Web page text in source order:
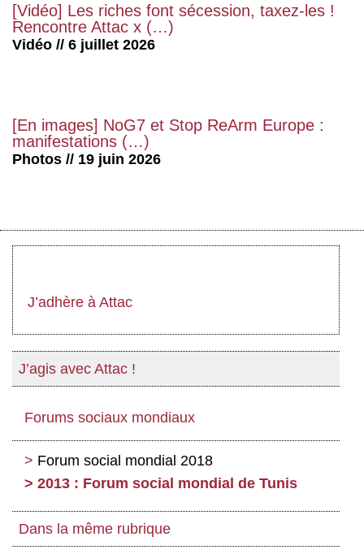
[Vidéo] Les riches font sécession, taxez-les !
Rencontre Attac x (…)
Vidéo // 6 juillet 2026
[En images] NoG7 et Stop ReArm Europe :
manifestations (…)
Photos // 19 juin 2026
J’adhère à Attac
J’agis avec Attac !
Forums sociaux mondiaux
Forum social mondial 2018
2013 : Forum social mondial de Tunis
Dans la même rubrique